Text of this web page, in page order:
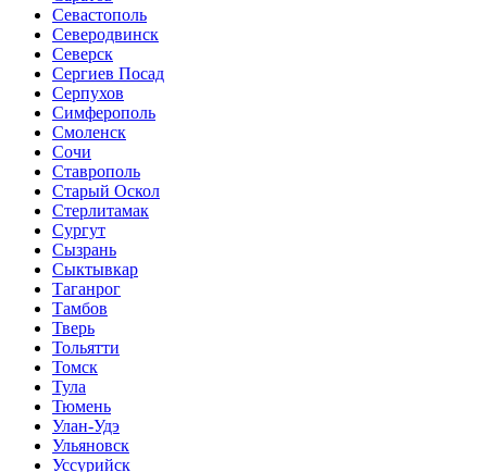
Севастополь
Северодвинск
Северск
Сергиев Посад
Серпухов
Симферополь
Смоленск
Сочи
Ставрополь
Старый Оскол
Стерлитамак
Сургут
Сызрань
Сыктывкар
Таганрог
Тамбов
Тверь
Тольятти
Томск
Тула
Тюмень
Улан-Удэ
Ульяновск
Уссурийск